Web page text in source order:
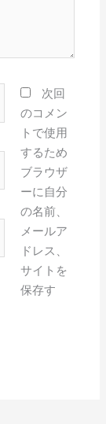
次回
のコメン
トで使用
するため
ブラウザ
ーに自分
の名前、
メールア
ドレス、
サイトを
保存す